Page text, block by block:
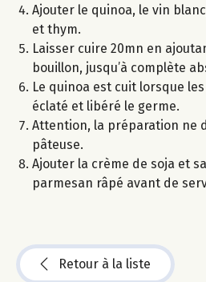
Ajouter le quinoa, le vin
et thym.
Laisser cuire 20mn en
bouillon, jusqu’à complète
Le quinoa est cuit lorsque
éclaté et libéré le germe.
Attention, la préparation ne
pâteuse.
Ajouter la crème de soja et
parmesan râpé avant de
Retour à la liste